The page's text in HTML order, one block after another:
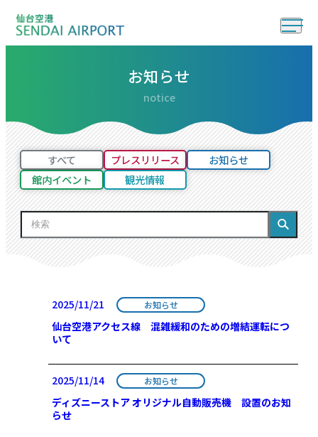
お知らせ
notice
すべて プレスリリース
お知らせ
館内イベント
観光情報
2025/11/21 お知らせ
仙台空港アクセス線 混雑緩和のための増結運転につ
いて
2025/11/14 お知らせ
ディズニーストア オリジナル自動販売機 設置のお知
らせ